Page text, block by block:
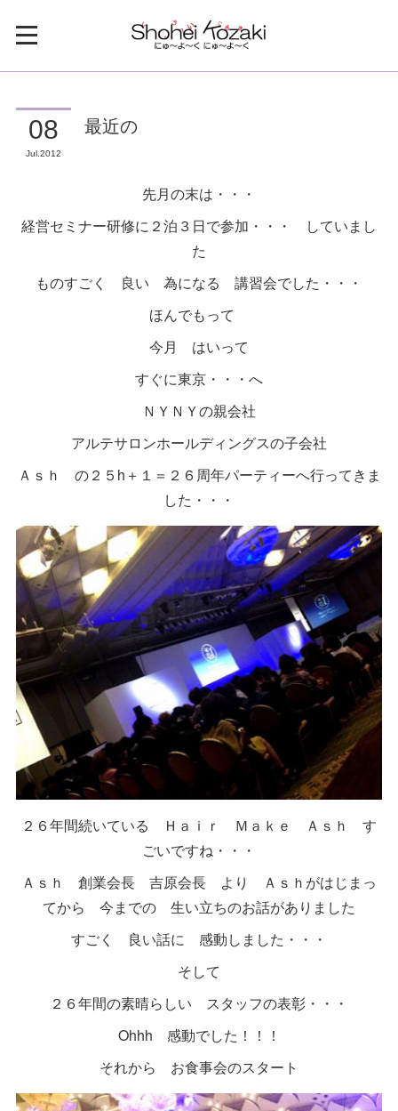
08
Jul 2012
最近の
先月の末は・・・
経営セミナー研修に２泊３日で参加・・・ していまし
た
ものすごく 良い 為になる 講習会でした・・・
ほんでもって
今月 はいって
すぐに東京・・・へ
ＮＹＮＹの親会社
アルテサロンホールディングスの子会社
Ａｓｈ の２５h＋１＝２６周年パーティーへ行ってきま
した・・・
２６年間続いている Ｈａｉｒ Ｍａｋｅ Ａｓｈ す
ごいですね・・・
Ａｓｈ 創業会長 吉原会長 より Ａｓｈがはじまっ
てから 今までの 生い立ちのお話がありました
すごく 良い話に 感動しました・・・
そして
２６年間の素晴らしい スタッフの表彰・・・
Ohhh 感動でした！！！
それから お食事会のスタート